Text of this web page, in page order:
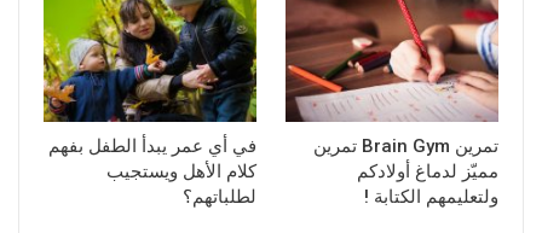
تمرين Brain Gym تمرين
مميّز لدماغ أولادكم
ولتعليمهم الكتابة !
في أي عمر يبدأ الطفل بفهم
كلام الأهل ويستجيب
لطلباتهم؟